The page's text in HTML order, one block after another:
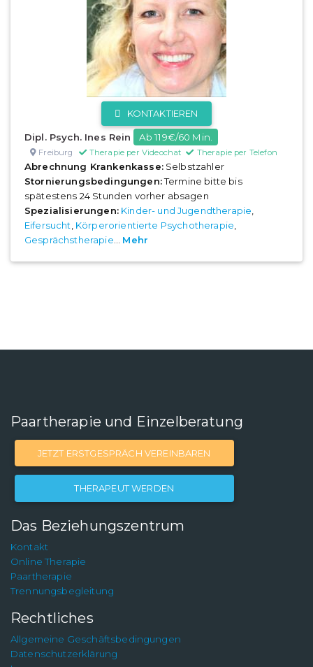
KONTAKTIEREN
Dipl. Psych. Ines Rein Ab 119€/60 Min.
Freiburg Therapie per Videochat Therapie per Telefon
Abrechnung Krankenkasse:Selbstzahler
Stornierungsbedingungen:Termine bitte bis
spätestens 24 Stunden vorher absagen
Spezialisierungen: Kinder- und Jugendtherapie
Eifersucht Körperorientierte Psychotherapie
Gesprächstherapie
Mehr
Paartherapie und Einzelberatung
JETZT ERSTGESPRÄCH VEREINBAREN
THERAPEUT WERDEN
Das Beziehungszentrum
Kontakt
Online Therapie
Paartherapie
Trennungsbegleitung
Rechtliches
Allgemeine Geschäftsbedingungen
Datenschutzerklärung